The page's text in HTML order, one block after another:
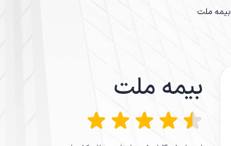
بیمه ملت
بیمه ملت